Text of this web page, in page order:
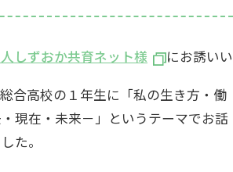
しずおか共育ネット様 にお誘いい
合高校の１年生に「私の生き方・働
在・未来－」というテーマでお話
た。